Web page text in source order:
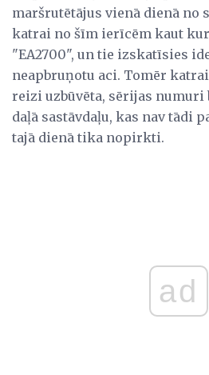
maršrutētājus vienā dienā no
katrai no šīm ierīcēm kaut
"EA2700", un tie izskatīsies
neapbruņotu aci. Tomēr
reizi uzbūvēta, sērijas
daļā sastāvdaļu, kas nav tādi
tajā dienā tika nopirkti.
ad